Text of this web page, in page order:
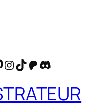
Instagram
TikTok
Patreon
Discord